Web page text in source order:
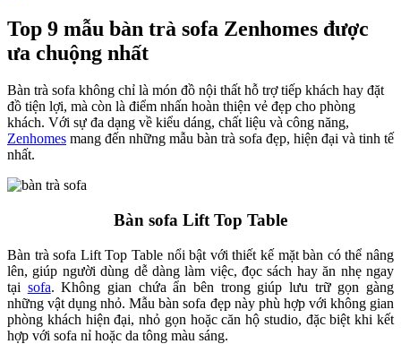
Top 9 mẫu bàn trà sofa Zenhomes được
ưa chuộng nhất
Bàn trà sofa không chỉ là món đồ nội thất hỗ trợ tiếp khách hay đặt
đồ tiện lợi, mà còn là điểm nhấn hoàn thiện vẻ đẹp cho phòng
khách. Với sự đa dạng về kiểu dáng, chất liệu và công năng,
Zenhomes mang đến những mẫu bàn trà sofa đẹp, hiện đại và tinh tế
nhất.
Bàn sofa Lift Top Table
Bàn trà sofa Lift Top Table nổi bật với thiết kế mặt bàn có thể nâng
lên, giúp người dùng dễ dàng làm việc, đọc sách hay ăn nhẹ ngay
tại sofa. Không gian chứa ẩn bên trong giúp lưu trữ gọn gàng
những vật dụng nhỏ. Mẫu bàn sofa đẹp này phù hợp với không gian
phòng khách hiện đại, nhỏ gọn hoặc căn hộ studio, đặc biệt khi kết
hợp với sofa nỉ hoặc da tông màu sáng.